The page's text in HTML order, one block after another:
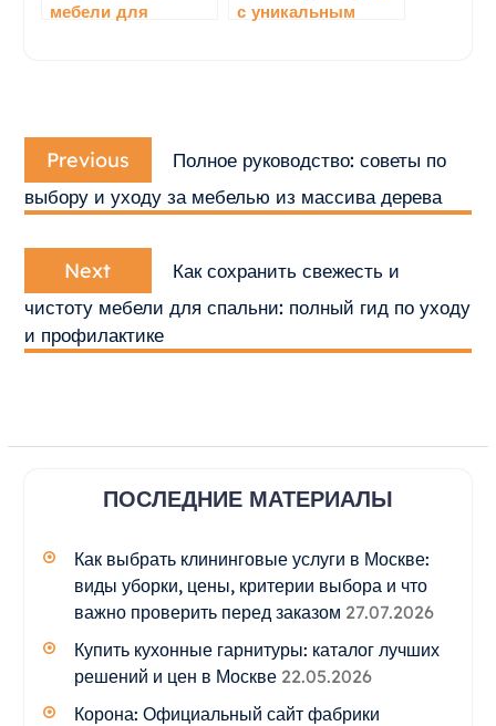
мебели для
с уникальным
Навигация
по
записям
Previous
Previous
post:
Полное руководство: советы по
выбору и уходу за мебелью из массива дерева
Next
Next
post:
Как сохранить свежесть и
чистоту мебели для спальни: полный гид по уходу
и профилактике
ПОСЛЕДНИЕ МАТЕРИАЛЫ
Как выбрать клининговые услуги в Москве:
виды уборки, цены, критерии выбора и что
важно проверить перед заказом 27.07.2026
Купить кухонные гарнитуры: каталог лучших
решений и цен в Москве 22.05.2026
Корона: Официальный сайт фабрики